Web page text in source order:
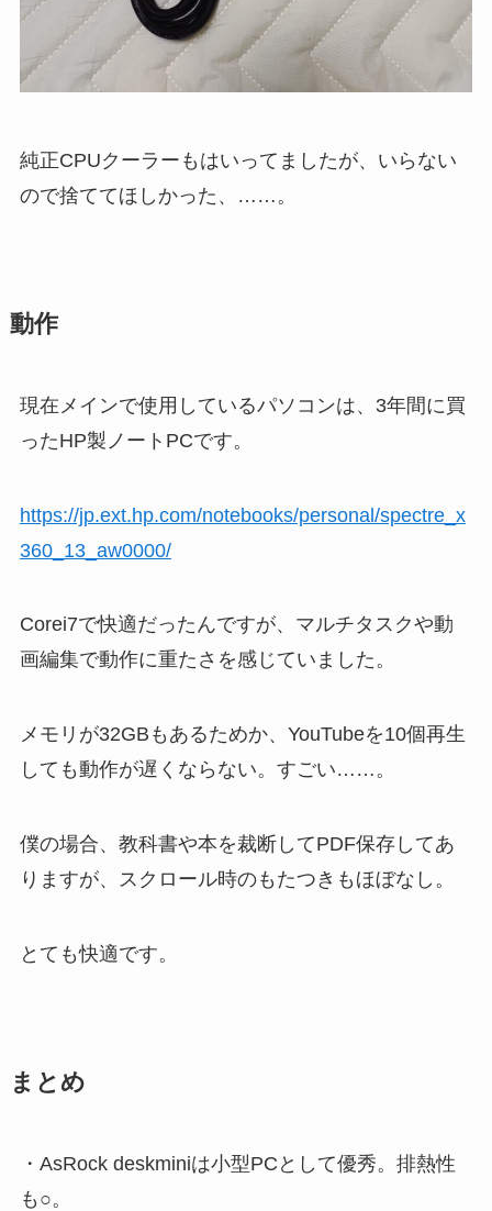
純正CPUクーラーもはいってましたが、いらない
ので捨ててほしかった、……。
動作
現在メインで使用しているパソコンは、3年間に買
ったHP製ノートPCです。
https://jp.ext.hp.com/notebooks/personal/spectre_x
360_13_aw0000/
Corei7で快適だったんですが、マルチタスクや動
画編集で動作に重たさを感じていました。
メモリが32GBもあるためか、YouTubeを10個再生
しても動作が遅くならない。すごい……。
僕の場合、教科書や本を裁断してPDF保存してあ
りますが、スクロール時のもたつきもほぼなし。
とても快適です。
まとめ
・AsRock deskminiは小型PCとして優秀。排熱性
も○。